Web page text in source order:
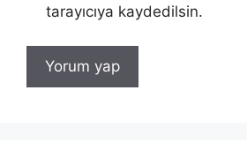
tarayıcıya kaydedilsin.